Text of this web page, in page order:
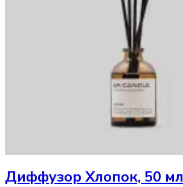
Диффузор Хлопок, 50 мл